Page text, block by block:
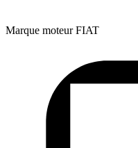
Marque moteur FIAT